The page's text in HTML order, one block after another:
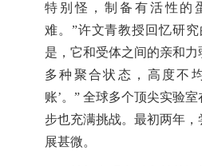
特别怪，制备有活性的
难。”许文青教授回忆研
是，它和受体之间的亲和
多种聚合状态，高度不
账’。” 全球多个顶尖实验
步也充满挑战。最初两年
展甚微。